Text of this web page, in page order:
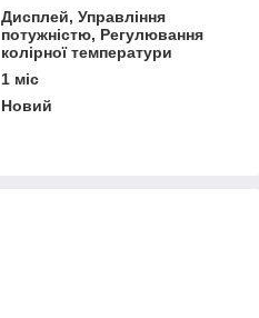
Дисплей, Управління
потужністю, Регулювання
колірної температури
1 міс
Новий